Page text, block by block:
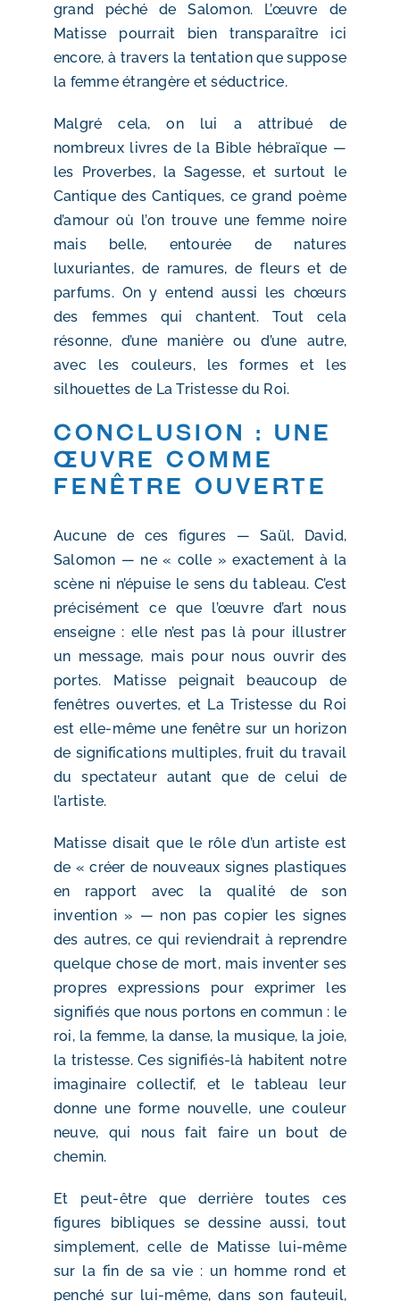
grand péché de Salomon. L’œuvre de
Matisse pourrait bien transparaître ici
encore, à travers la tentation que suppose
la femme étrangère et séductrice.
Malgré cela, on lui a attribué de
nombreux livres de la Bible hébraïque —
les Proverbes, la Sagesse, et surtout le
Cantique des Cantiques, ce grand poème
d’amour où l’on trouve une femme noire
mais belle, entourée de natures
luxuriantes, de ramures, de fleurs et de
parfums. On y entend aussi les chœurs
des femmes qui chantent. Tout cela
résonne, d’une manière ou d’une autre,
avec les couleurs, les formes et les
silhouettes de La Tristesse du Roi.
Conclusion : une
œuvre comme
fenêtre ouverte
Aucune de ces figures — Saül, David,
Salomon — ne « colle » exactement à la
scène ni n’épuise le sens du tableau. C’est
précisément ce que l’œuvre d’art nous
enseigne : elle n’est pas là pour illustrer
un message, mais pour nous ouvrir des
portes. Matisse peignait beaucoup de
fenêtres ouvertes, et La Tristesse du Roi
est elle-même une fenêtre sur un horizon
de significations multiples, fruit du travail
du spectateur autant que de celui de
l’artiste.
Matisse disait que le rôle d’un artiste est
de « créer de nouveaux signes plastiques
en rapport avec la qualité de son
invention » — non pas copier les signes
des autres, ce qui reviendrait à reprendre
quelque chose de mort, mais inventer ses
propres expressions pour exprimer les
signifiés que nous portons en commun : le
roi, la femme, la danse, la musique, la joie,
la tristesse. Ces signifiés-là habitent notre
imaginaire collectif, et le tableau leur
donne une forme nouvelle, une couleur
neuve, qui nous fait faire un bout de
chemin.
Et peut-être que derrière toutes ces
figures bibliques se dessine aussi, tout
simplement, celle de Matisse lui-même
sur la fin de sa vie : un homme rond et
penché sur lui-même, dans son fauteuil,